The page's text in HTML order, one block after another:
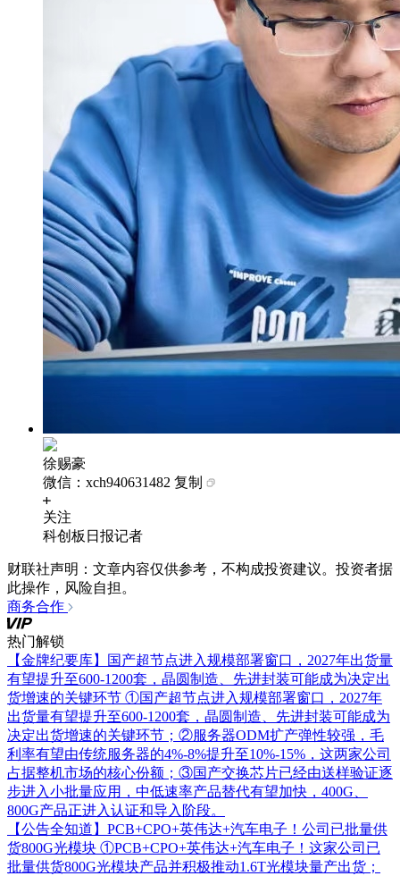
徐赐豪
微信：xch940631482 复制
关注
科创板日报记者
财联社声明：文章内容仅供参考，不构成投资建议。投资者据
此操作，风险自担。
商务合作
热门解锁
【金牌纪要库】国产超节点进入规模部署窗口，2027年出货量
有望提升至600-1200套，晶圆制造、先进封装可能成为决定出
货增速的关键环节 ①国产超节点进入规模部署窗口，2027年
出货量有望提升至600-1200套，晶圆制造、先进封装可能成为
决定出货增速的关键环节；②服务器ODM扩产弹性较强，毛
利率有望由传统服务器的4%-8%提升至10%-15%，这两家公司
占据整机市场的核心份额；③国产交换芯片已经由送样验证逐
步进入小批量应用，中低速率产品替代有望加快，400G、
800G产品正进入认证和导入阶段。
【公告全知道】PCB+CPO+英伟达+汽车电子！公司已批量供
货800G光模块 ①PCB+CPO+英伟达+汽车电子！这家公司已
批量供货800G光模块产品并积极推动1.6T光模块量产出货；